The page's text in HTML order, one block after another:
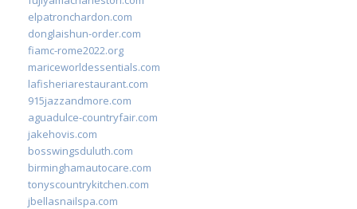
elpatronchardon.com
donglaishun-order.com
fiamc-rome2022.org
mariceworldessentials.com
lafisheriarestaurant.com
915jazzandmore.com
aguadulce-countryfair.com
jakehovis.com
bosswingsduluth.com
birminghamautocare.com
tonyscountrykitchen.com
jbellasnailspa.com